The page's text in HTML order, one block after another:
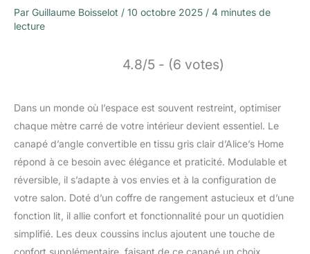
Par Guillaume Boisselot / 10 octobre 2025 / 4 minutes de
lecture
4.8/5 - (6 votes)
Dans un monde où l’espace est souvent restreint, optimiser
chaque mètre carré de votre intérieur devient essentiel. Le
canapé d’angle convertible en tissu gris clair d’Alice’s Home
répond à ce besoin avec élégance et praticité. Modulable et
réversible, il s’adapte à vos envies et à la configuration de
votre salon. Doté d’un coffre de rangement astucieux et d’une
fonction lit, il allie confort et fonctionnalité pour un quotidien
simplifié. Les deux coussins inclus ajoutent une touche de